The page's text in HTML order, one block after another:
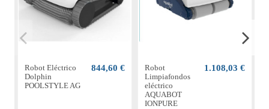
Robot Eléctrico
Dolphin
POOLSTYLE AG
844,60 €
Robot
Limpiafondos
eléctrico
AQUABOT
IONPURE
1.108,03 €